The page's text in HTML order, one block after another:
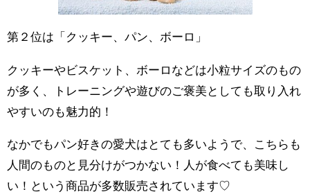
第２位は「クッキー、パン、ボーロ」
クッキーやビスケット、ボーロなどは小粒サイズのもの
が多く、トレーニングや遊びのご褒美としても取り入れ
やすいのも魅力的！
なかでもパン好きの愛犬はとても多いようで、こちらも
人間のものと見分けがつかない！人が食べても美味し
い！という商品が多数販売されています♡